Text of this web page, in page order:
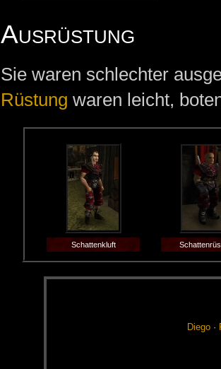
Ausrüstung
Sie waren schlechter
Rüstung waren leicht,
Schattenkluft
Die­go ·